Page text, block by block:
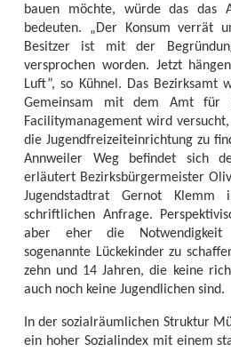
bauen möchte, würde das das
bedeuten. „Der Konsum verrät
Besitzer ist mit der
versprochen worden. Jetzt
Luft”, so Kühnel. Das Bezirksamt
Gemeinsam mit dem Amt für
Facilitymanagement wird
die Jugendfreizeiteinrichtung zu
Annweiler Weg befindet sich
erläutert Bezirksbürgermeister
Jugendstadtrat Gernot Klemm
schriftlichen Anfrage.
aber eher die
sogenannte Lückekinder zu
zehn und 14 Jahren, die keine
auch noch keine Jugendlichen sind.
In der sozialräumlichen Struktur
ein hoher Sozialindex mit einem